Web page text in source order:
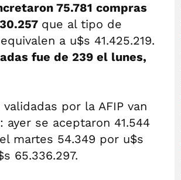
75.781 compras
que al tipo de
a u$s 41.425.219.
fue de 239 el lunes,
por la AFIP van
se aceptaron 41.544
martes 54.349 por u$s
65.336.297.